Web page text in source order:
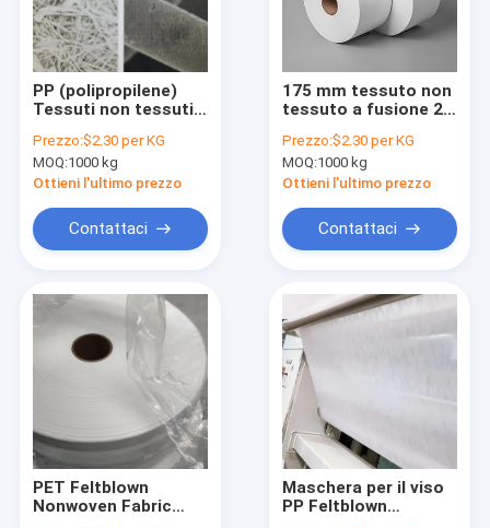
PP (polipropilene)
Tessuti non tessuti a
con materiali di
qualità medica
Prezzo:$2.30 per KG
MOQ:1000 kg
Ottieni l'ultimo prezzo
Contattaci
175 mm tessuto non
tessuto a fusione 25
fusione PP per
maschere usa e
getta
Prezzo:$2.30 per KG
MOQ:1000 kg
Ottieni l'ultimo prezzo
Contattaci
PET Feltblown
Nonwoven Fabric
Maschera per il viso
PP Feltblown